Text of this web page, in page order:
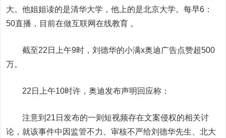
大。他姐姐读的是清华大学，他上的是北京大学。每早6：
50直播，目前在做互联网在线教育 。
截至22日上午9时，刘德华的小满x奥迪广告点赞超500
万。
22日上午10时许，奥迪发布声明回应称：
注意到21日发布的一则短视频存在文案侵权的相关讨
论，就该事件中因监管不力、审核不严给刘德华先生、北大